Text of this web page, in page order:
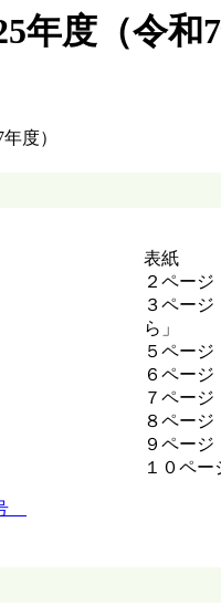
度（令和7
度）
表紙 「
２ペ
３ペ
５ペー
６ペー
７ペー
８ペー
９ペー
１０